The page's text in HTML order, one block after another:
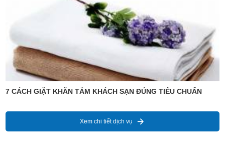
7 CÁCH GIẶT KHĂN TẮM KHÁCH SẠN ĐÚNG TIÊU CHUẨN
Xem chi tiết dịch vụ